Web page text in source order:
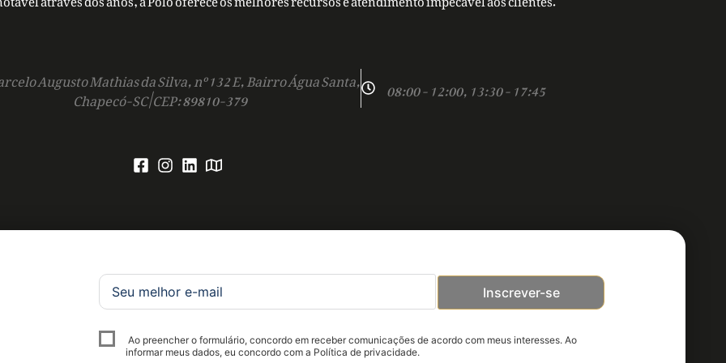
Augusto Mathias da Silva, nº 132 E, Bairro Água Santa,
Chapecó-SC | CEP: 89810-379 08:00 - 12:00, 13:30 - 17:45
Inscrever-se
Ao preencher o formulário, concordo em receber comunicações de acordo com meus interesses. Ao
informar meus dados, eu concordo com a Política de privacidade.